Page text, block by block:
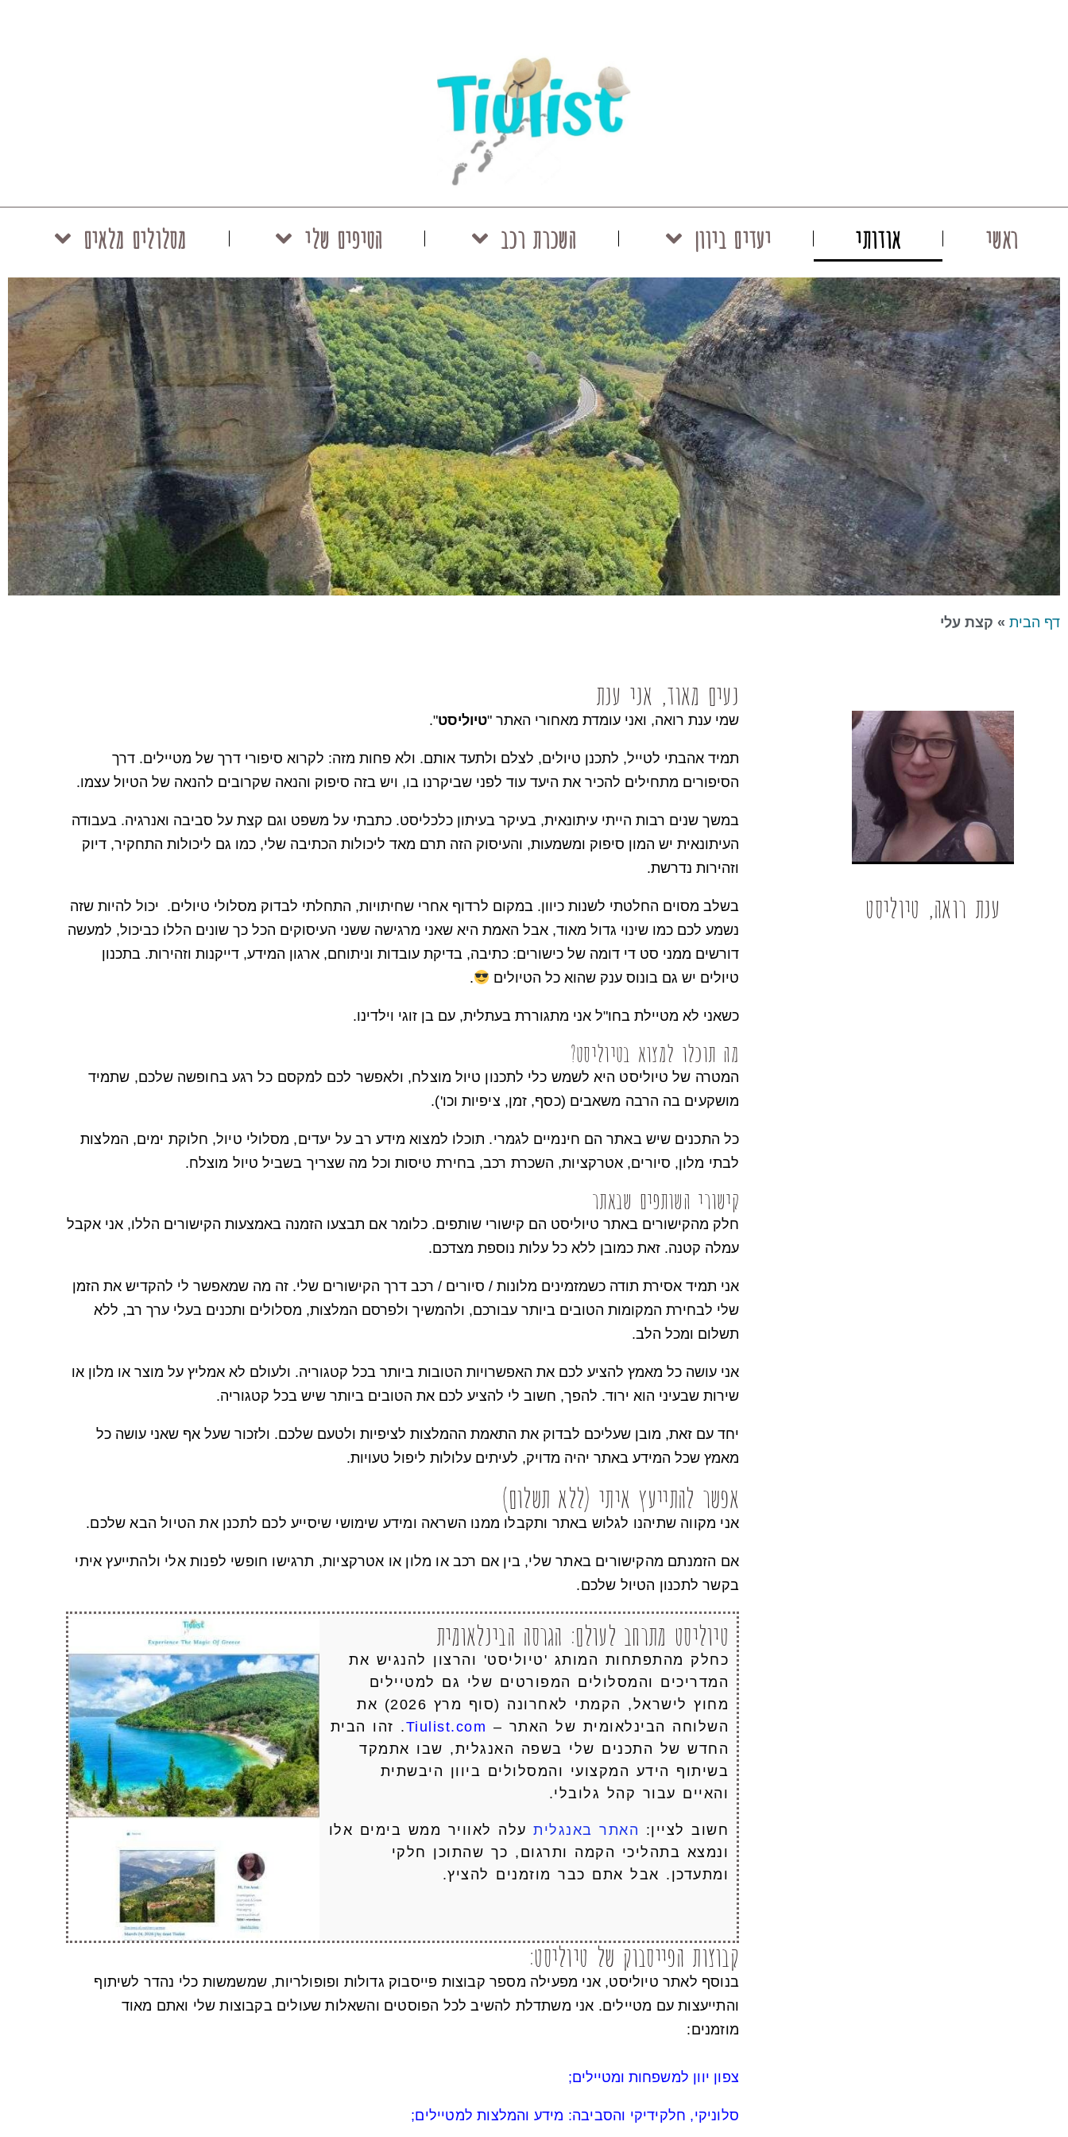
ראשי אודותי יעדים ביוון השכרת רכב הטיפים שלי מסלולים מלאים
דף הבית » קצת עלי
ענת רואה, טיוליסט
נעים מאוד, אני ענת
שמי ענת רואה, ואני עומדת מאחורי האתר "טיוליסט".
תמיד אהבתי לטייל, לתכנן טיולים, לצלם ולתעד אותם. ולא פחות מזה: לקרוא סיפורי דרך של מטיילים. דרך
הסיפורים מתחילים להכיר את היעד עוד לפני שביקרנו בו, ויש בזה סיפוק והנאה שקרובים להנאה של הטיול עצמו.
במשך שנים רבות הייתי עיתונאית, בעיקר בעיתון כלכליסט. כתבתי על משפט וגם קצת על סביבה ואנרגיה. בעבודה
העיתונאית יש המון סיפוק ומשמעות, והעיסוק הזה תרם מאד ליכולות הכתיבה שלי, כמו גם ליכולות התחקיר, דיוק
וזהירות נדרשת.
בשלב מסוים החלטתי לשנות כיוון. במקום לרדוף אחרי שחיתויות, התחלתי לבדוק מסלולי טיולים. יכול להיות שזה
נשמע לכם כמו שינוי גדול מאוד, אבל האמת היא שאני מרגישה ששני העיסוקים הכל כך שונים הללו כביכול, למעשה
דורשים ממני סט די דומה של כישורים: כתיבה, בדיקת עובדות וניתוחם, ארגון המידע, דייקנות וזהירות. בתכנון
טיולים יש גם בונוס ענק שהוא כל הטיולים
.
כשאני לא מטיילת בחו"ל אני מתגוררת בעתלית, עם בן זוגי וילדינו.
מה תוכלו למצוא בטיוליסט?
המטרה של טיוליסט היא לשמש כלי לתכנון טיול מוצלח, ולאפשר לכם למקסם כל רגע בחופשה שלכם, שתמיד
מושקעים בה הרבה משאבים (כסף, זמן, ציפיות וכו').
כל התכנים שיש באתר הם חינמיים לגמרי. תוכלו למצוא מידע רב על יעדים, מסלולי טיול, חלוקת ימים, המלצות
לבתי מלון, סיורים, אטרקציות, השכרת רכב, בחירת טיסות וכל מה שצריך בשביל טיול מוצלח.
קישורי השותפים שבאתר
חלק מהקישורים באתר טיוליסט הם קישורי שותפים. כלומר אם תבצעו הזמנה באמצעות הקישורים הללו, אני אקבל
עמלה קטנה. זאת כמובן ללא כל עלות נוספת מצדכם.
אני תמיד אסירת תודה כשמזמינים מלונות / סיורים / רכב דרך הקישורים שלי. זה מה שמאפשר לי להקדיש את הזמן
שלי לבחירת המקומות הטובים ביותר עבורכם, ולהמשיך ולפרסם המלצות, מסלולים ותכנים בעלי ערך רב, ללא
תשלום ומכל הלב.
אני עושה כל מאמץ להציע לכם את האפשרויות הטובות ביותר בכל קטגוריה. ולעולם לא אמליץ על מוצר או מלון או
שירות שבעיני הוא ירוד. להפך, חשוב לי להציע לכם את הטובים ביותר שיש בכל קטגוריה.
יחד עם זאת, מובן שעליכם לבדוק את התאמת ההמלצות לציפיות ולטעם שלכם. ולזכור שעל אף שאני עושה כל
מאמץ שכל המידע באתר יהיה מדויק, לעיתים עלולות ליפול טעויות.
אפשר להתייעץ איתי (ללא תשלום)
אני מקווה שתיהנו לגלוש באתר ותקבלו ממנו השראה ומידע שימושי שיסייע לכם לתכנן את הטיול הבא שלכם.
אם הזמנתם מהקישורים באתר שלי, בין אם רכב או מלון או אטרקציות, תרגישו חופשי לפנות אלי ולהתייעץ איתי
בקשר לתכנון הטיול שלכם.
טיוליסט מתרחב לעולם: הגרסה הבינלאומית
כחלק מהתפתחות המותג 'טיוליסט' והרצון להנגיש את
המדריכים והמסלולים המפורטים שלי גם למטיילים
מחוץ לישראל, הקמתי לאחרונה (סוף מרץ 2026) את
השלוחה הבינלאומית של האתר – Tiulist.com. זהו הבית
החדש של התכנים שלי בשפה האנגלית, שבו אתמקד
בשיתוף הידע המקצועי והמסלולים ביוון היבשתית
והאיים עבור קהל גלובלי.
חשוב לציין: האתר באנגליתעלה לאוויר ממש בימים אלו
ונמצא בתהליכי הקמה ותרגום, כך שהתוכן חלקי
ומתעדכן. אבל אתם כבר מוזמנים להציץ.
קבוצות הפייסבוק של טיוליסט:
בנוסף לאתר טיוליסט, אני מפעילה מספר קבוצות פייסבוק גדולות ופופולריות, שמשמשות כלי נהדר לשיתוף
והתייעצות עם מטיילים. אני משתדלת להשיב לכל הפוסטים והשאלות שעולים בקבוצות שלי ואתם מאוד
מוזמנים:
צפון יוון למשפחות ומטיילים;
סלוניקי, חלקידיקי והסביבה: מידע והמלצות למטיילים;